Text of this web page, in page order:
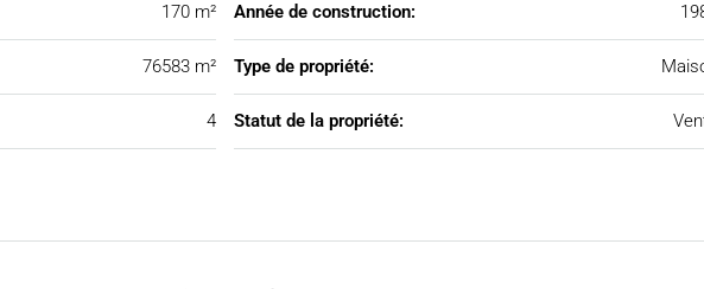
170 m²
76583 m²
4
Année de construction:
Type de propriété:
Statut de la propriété: